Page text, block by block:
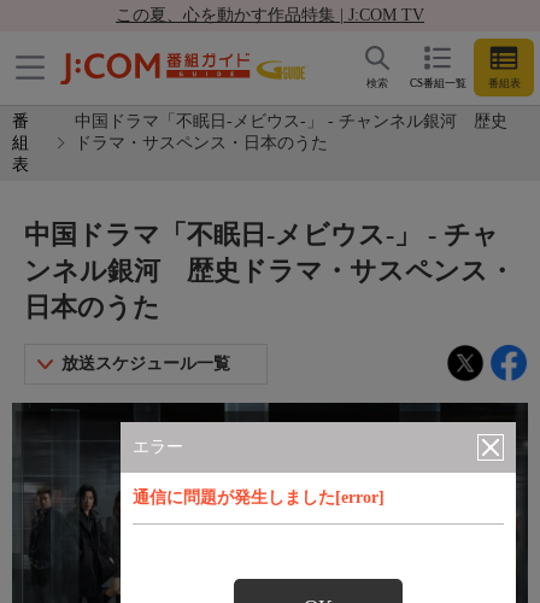
この夏、心を動かす作品特集 | J:COM TV
CS番組一覧 番組表
検索
番
組
表
中国ドラマ「不眠日-メビウス-」 - チャンネル銀河 歴史
ドラマ・サスペンス・日本のうた
エラー
通信に問題が発生しました[error]
中国ドラマ「不眠日-メビウス-」 - チャ
ンネル銀河 歴史ドラマ・サスペンス・
日本のうた
放送スケジュール一覧